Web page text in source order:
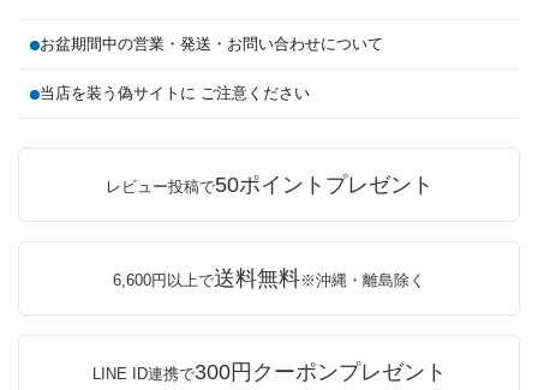
お盆期間中の営業・発送・お問い合わせについて
当店を装う偽サイトに ご注意ください
レビュー投稿で50ポイントプレゼント
6,600円以上で送料無料※沖縄・離島除く
LINE ID連携で300円クーポンプレゼント